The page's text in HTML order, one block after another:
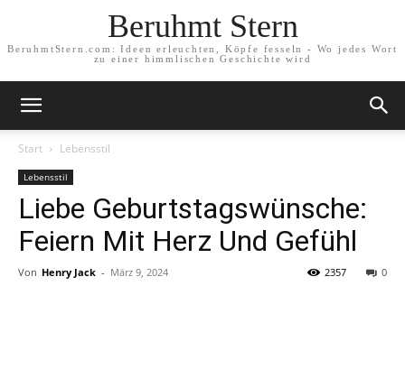
Beruhmt Stern
BeruhmtStern.com: Ideen erleuchten, Köpfe fesseln - Wo jedes Wort
zu einer himmlischen Geschichte wird
Start Lebensstil
Lebensstil
Liebe Geburtstagswünsche:
Feiern Mit Herz Und Gefühl
Von Henry Jack - März 9, 2024 0
2357